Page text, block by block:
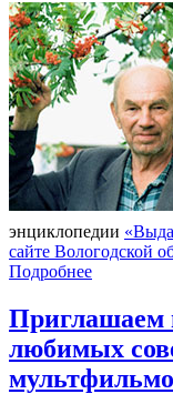
энциклопедии
сайте Вологодской
Подробнее
Приглашаем
любимых